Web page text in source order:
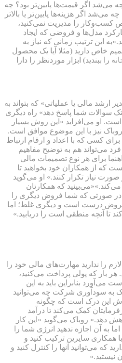
چه می‌شد اگر قیمت‌ها پایین‌تر بود؟ چه
می‌شد اگر هزینه‌ها پایین‌تر یا بالا‌تر
را مدیریت نمی‌کنید،
مدل‌ها و فروضی که ایجاد
این ترتیب زمانی که نیاز به
خاص دارید (مثلا آیا یک محصول
ببندید) ابزار موردنظر را دارا
ارشد مالی یا عملیاتی» که بتواند به
سوالات شما پاسخ دهد» راه دیگری
او می‌افزاید «این روش بسیار
نیز با این موضوع موافق است.
کسی که با اعداد و ارقام ارتباط
می‌تواند هم به توضیح مفاهیم
برای هر نوع تصمیمات مالی
که از همکاران خود بخواهید تا
نیاز تکرار کنند.» او می‌گوید
که همکارتان
صورتی که شما فروض دیگری را
فروض درست است و دیگری غلط؛ اما
تا آنچه منطقی است را دریابید.»
را ندارید مهارت‌های مالی خود را
هر بار که پولی پرداخت می‌کنید،
بنابراین باید به این
به سودآوری شرکت چه می‌توانید
این درک است که چگونه
کمک می‌کند تا درآمد
دهد.» روباک می‌گوید «این کار
به آن اجازه ندهید انرژی شما را
همکاری سایرین ترکیب کنید و
که می‌توانید آنها را کنترل کنید و
نیستید.»